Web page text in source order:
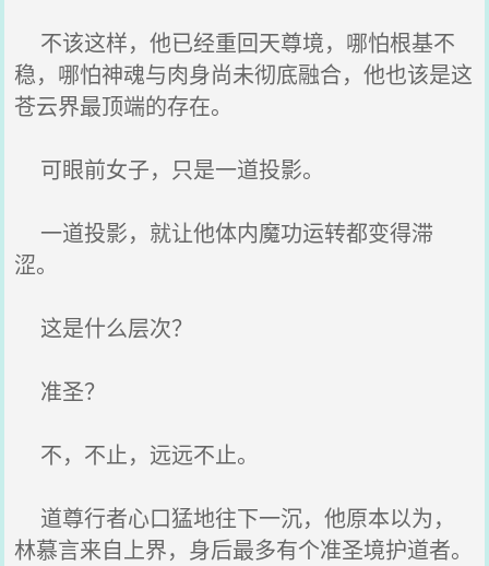
不该这样，他已经重回天尊境，哪怕根基不
稳，哪怕神魂与肉身尚未彻底融合，他也该是这
苍云界最顶端的存在。
可眼前女子，只是一道投影。
一道投影，就让他体内魔功运转都变得滞
涩。
这是什么层次？
准圣？
不，不止，远远不止。
道尊行者心口猛地往下一沉，他原本以为，
林慕言来自上界，身后最多有个准圣境护道者。